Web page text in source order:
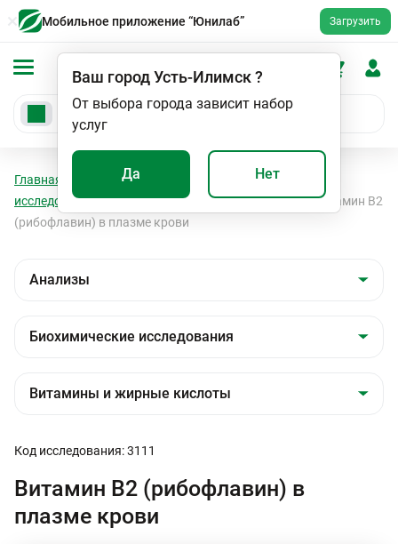
Мобильное приложение “Юнилаб” Загрузить
Ваш городУсть-Илимск?
От выбора города зависит набор
услуг
Да Нет
Главная Анализы
Биохимические
исследования
Витамины и жирные кислоты
Витамин B2
(рибофлавин) в плазме крови
Код исследования: 3111
Витамин B2 (рибофлавин) в
плазме крови